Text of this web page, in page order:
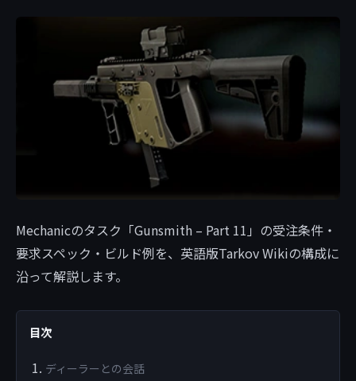
Mechanicのタスク「Gunsmith – Part 11」の受注条件・
要求スペック・ビルド例を、英語版Tarkov Wikiの構成に
沿って解説します。
目次
ディーラーとの会話